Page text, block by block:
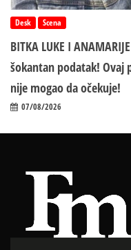
Desk Scena
BITKA LUKE I
šokantan podatak! Ovaj
nije mogao da očekuje!
07/08/2026